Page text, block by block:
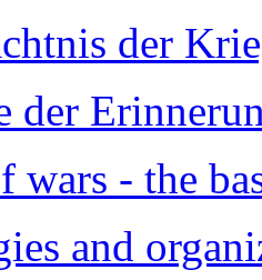
der
der
wars - the
and